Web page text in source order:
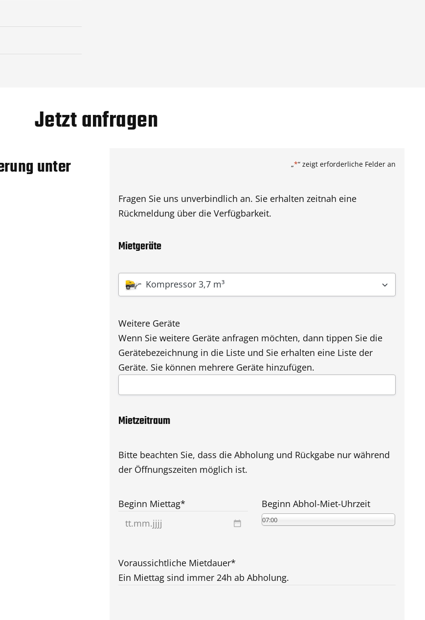
Jetzt anfragen
unter „*“ zeigt erforderliche Felder an
Fragen Sie uns unverbindlich an. Sie erhalten zeitnah eine
Rückmeldung über die Verfügbarkeit.
Mietgeräte
Gerät Kompressor 3,7 m³
Weitere Geräte
Wenn Sie weitere Geräte anfragen möchten, dann tippen Sie die
Gerätebezeichnung in die Liste und Sie erhalten eine Liste der
Geräte. Sie können mehrere Geräte hinzufügen.
Mietzeitraum
Bitte beachten Sie, dass die Abholung und Rückgabe nur während
der Öffnungszeiten möglich ist.
Beginn Miettag*
TT
MM
Punkt
Beginn Abhol-Miet-Uhrzeit
07:00
Voraussichtliche Mietdauer*
Ein Miettag sind immer 24h ab Abholung.